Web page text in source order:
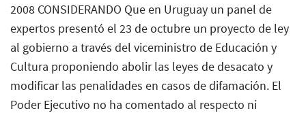
2008 CONSIDERANDO Que en Uruguay un panel de
expertos presentó el 23 de octubre un proyecto de ley
al gobierno a través del viceministro de Educación y
Cultura proponiendo abolir las leyes de desacato y
modificar las penalidades en casos de difamación. El
Poder Ejecutivo no ha comentado al respecto ni